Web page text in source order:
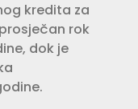
kredita za
rok
dok je